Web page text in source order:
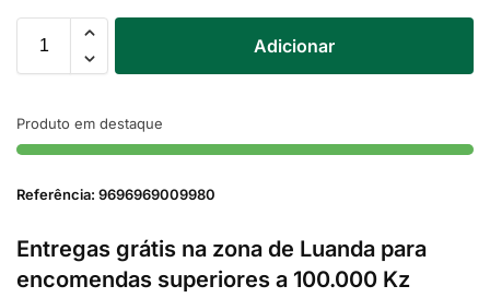
Adicionar
Produto em destaque
Referência: 9696969009980
Entregas grátis na zona de Luanda para
encomendas superiores a 100.000 Kz